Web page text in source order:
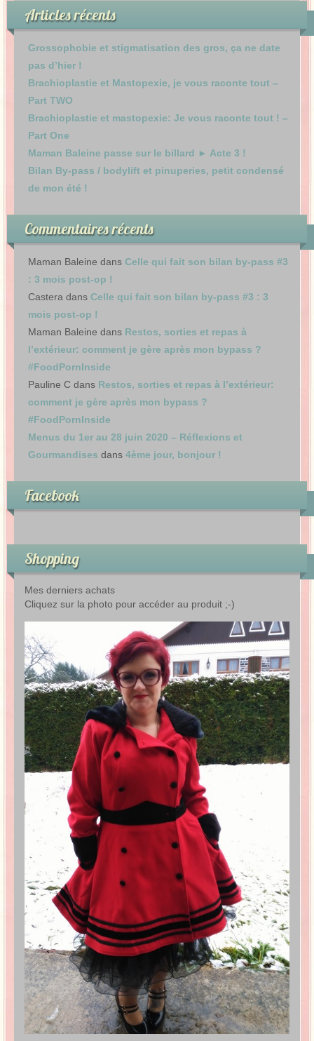
Articles récents
Grossophobie et stigmatisation des gros, ça ne date
pas d’hier !
Brachioplastie et Mastopexie, je vous raconte tout –
Part TWO
Brachioplastie et mastopexie: Je vous raconte tout ! –
Part One
Maman Baleine passe sur le billard ► Acte 3 !
Bilan By-pass / bodylift et pinuperies, petit condensé
de mon été !
Commentaires récents
Maman Baleine dans Celle qui fait son bilan by-pass #3
: 3 mois post-op !
Castera dans Celle qui fait son bilan by-pass #3 : 3
mois post-op !
Maman Baleine dans Restos, sorties et repas à
l’extérieur: comment je gère après mon bypass ?
#FoodPornInside
Pauline C dans Restos, sorties et repas à l’extérieur:
comment je gère après mon bypass ?
#FoodPornInside
Menus du 1er au 28 juin 2020 – Réflexions et
Gourmandises dans 4ème jour, bonjour !
Facebook
Shopping
Mes derniers achats
Cliquez sur la photo pour accéder au produit ;-)